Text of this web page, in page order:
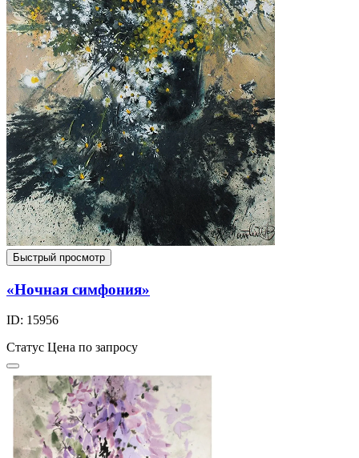
Быстрый просмотр
«Ночная симфония»
ID: 15956
Статус Цена по запросу